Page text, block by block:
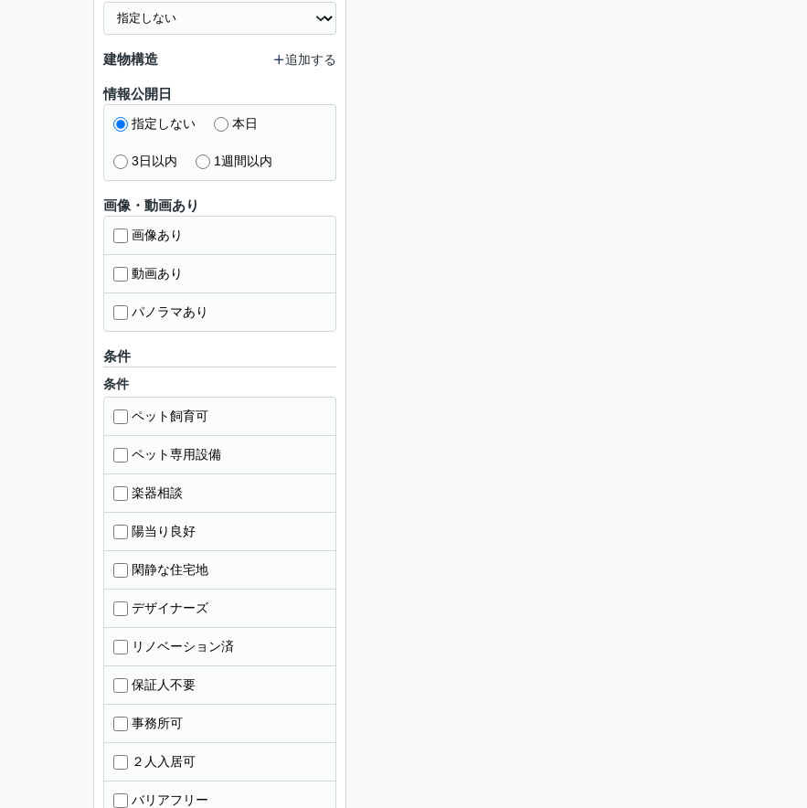
建物構造 追加する
情報公開日
指定しない 本日
3日以内 1週間以内
画像・動画あり
画像あり
動画あり
パノラマあり
条件
条件
ペット飼育可
ペット専用設備
楽器相談
陽当り良好
閑静な住宅地
デザイナーズ
リノベーション済
保証人不要
事務所可
２人入居可
バリアフリー